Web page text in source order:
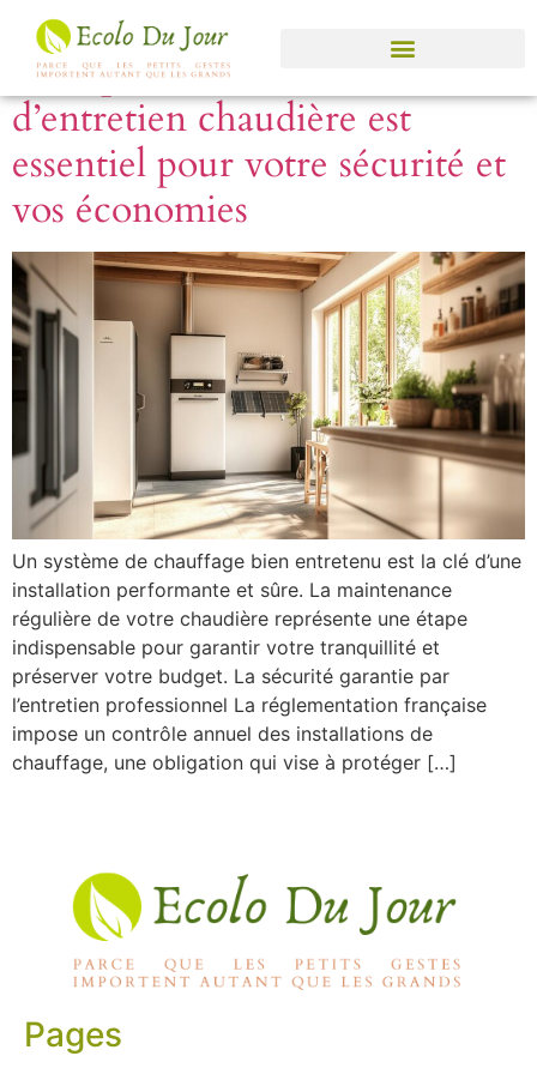
Pourquoi souscrire un contrat
d’entretien chaudière est
essentiel pour votre sécurité et
vos économies
Un système de chauffage bien entretenu est la clé d’une
installation performante et sûre. La maintenance
régulière de votre chaudière représente une étape
indispensable pour garantir votre tranquillité et
préserver votre budget. La sécurité garantie par
l’entretien professionnel La réglementation française
impose un contrôle annuel des installations de
chauffage, une obligation qui vise à protéger […]
Pages